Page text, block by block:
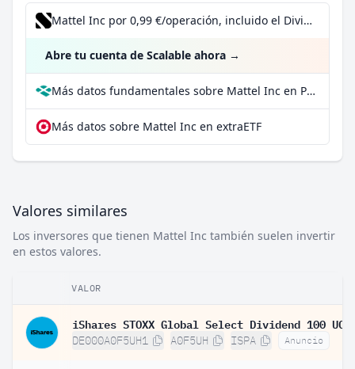
Mattel Inc por 0,99 €/operación, incluido el Dividend Reinvestment Plan
Abre tu cuenta de Scalable ahora →
Más datos fundamentales sobre Mattel Inc en Parqet
Más datos sobre Mattel Inc en extraETF
Valores similares
Los inversores que tienen Mattel Inc también suelen invertir
en estos valores.
VALOR
DE000A0F5UH1 A0F5UH ISPA Anuncio